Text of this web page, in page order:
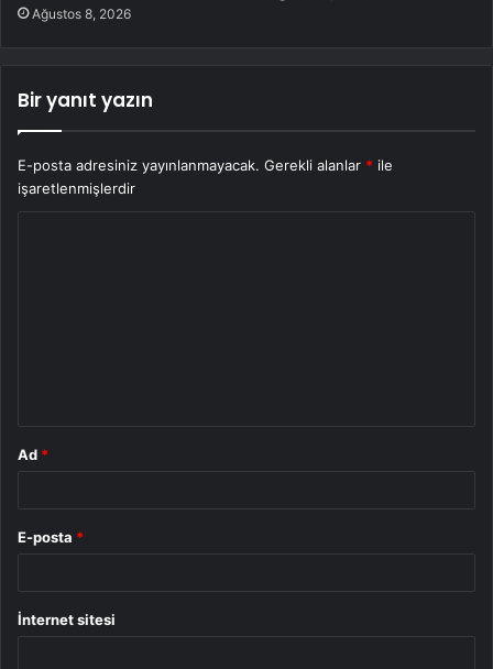
Ağustos 8, 2026
Bir yanıt yazın
E-posta adresiniz yayınlanmayacak. Gerekli alanlar * ile
işaretlenmişlerdir
Ad *
E-posta *
İnternet sitesi